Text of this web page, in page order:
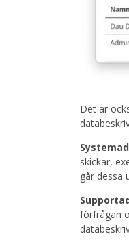
Det är
skickar,
går dessa
förfrågan